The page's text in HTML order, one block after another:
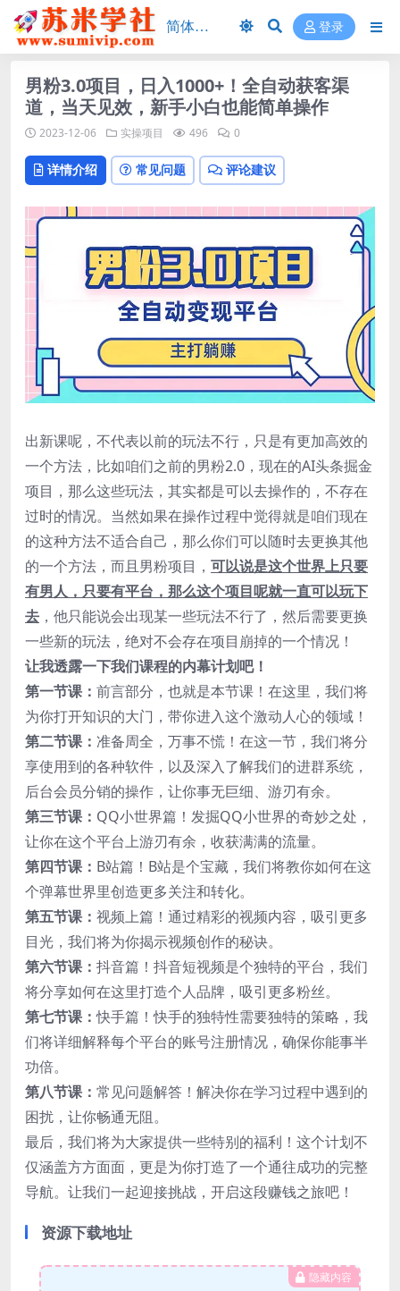
登录
男粉3.0项目，日入1000+！全自动获客渠
道，当天见效，新手小白也能简单操作
2023-12-06 实操项目 496 0
详情介绍 常见问题 评论建议
出新课呢，不代表以前的玩法不行，只是有更加高效的
一个方法，比如咱们之前的男粉2.0，现在的AI头条掘金
项目，那么这些玩法，其实都是可以去操作的，不存在
过时的情况。当然如果在操作过程中觉得就是咱们现在
的这种方法不适合自己，那么你们可以随时去更换其他
的一个方法，而且男粉项目， 可以说是这个世界上只要
有男人，只要有平台，那么这个项目呢就一直可以玩下
去 ，他只能说会出现某一些玩法不行了，然后需要更换
一些新的玩法，绝对不会存在项目崩掉的一个情况！
让我透露一下我们课程的内幕计划吧！
第一节课： 前言部分，也就是本节课！在这里，我们将
为你打开知识的大门，带你进入这个激动人心的领域！
第二节课： 准备周全，万事不慌！在这一节，我们将分
享使用到的各种软件，以及深入了解我们的进群系统，
后台会员分销的操作，让你事无巨细、游刃有余。
第三节课： QQ小世界篇！发掘QQ小世界的奇妙之处，
让你在这个平台上游刃有余，收获满满的流量。
第四节课： B站篇！B站是个宝藏，我们将教你如何在这
个弹幕世界里创造更多关注和转化。
第五节课： 视频上篇！通过精彩的视频内容，吸引更多
目光，我们将为你揭示视频创作的秘诀。
第六节课： 抖音篇！抖音短视频是个独特的平台，我们
将分享如何在这里打造个人品牌，吸引更多粉丝。
第七节课：快手篇！快手的独特性需要独特的策略，我
们将详细解释每个平台的账号注册情况，确保你能事半
功倍。
第八节课： 常见问题解答！解决你在学习过程中遇到的
困扰，让你畅通无阻。
最后，我们将为大家提供一些特别的福利！这个计划不
仅涵盖方方面面，更是为你打造了一个通往成功的完整
导航。让我们一起迎接挑战，开启这段赚钱之旅吧！
资源下载地址
隐藏内容